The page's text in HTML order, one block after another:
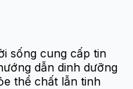
sống cung cấp tin
dẫn dinh dưỡng
thể chất lẫn tinh